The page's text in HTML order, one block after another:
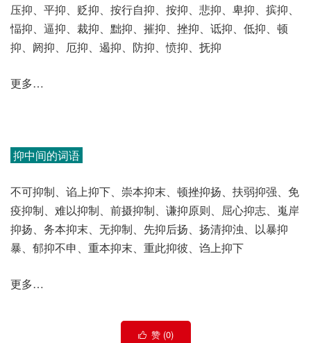
压抑、平抑、贬抑、按行自抑、按抑、悲抑、卑抑、摈抑、
愊抑、逼抑、裁抑、黜抑、摧抑、挫抑、诋抑、低抑、顿
抑、阏抑、厄抑、遏抑、防抑、愤抑、抚抑
更多…
抑中间的词语
不可抑制、谄上抑下、崇本抑末、顿挫抑扬、扶弱抑强、免
疫抑制、难以抑制、前摄抑制、谦抑原则、屈心抑志、嵬岸
抑扬、务本抑末、无抑制、先抑后扬、扬清抑浊、以暴抑
暴、郁抑不申、重本抑末、重此抑彼、诌上抑下
更多…
 赞 (0)